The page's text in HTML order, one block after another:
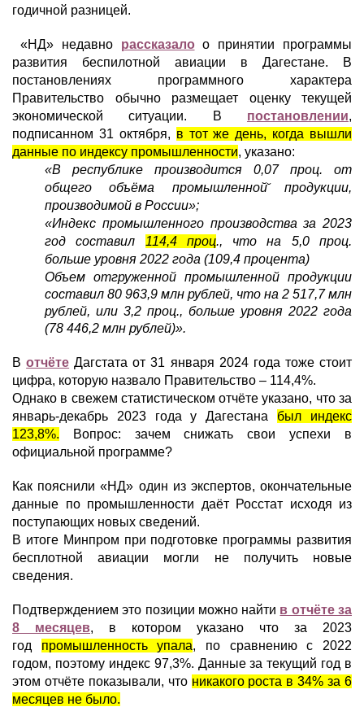
годичной разницей.
«НД» недавно рассказалоо принятии программы
развития беспилотной авиации в Дагестане. В
постановлениях программного характера
Правительство обычно размещает оценку текущей
экономической ситуации. В постановлении,
подписанном 31 октября, в тот же день, когда вышли
данные по индексу промышленности, указано:
«В республике производится 0,07 проц. от
общего объёма промышленной̆ продукции,
производимой в России»;
«Индекс промышленного производства за 2023
год составил 114,4 проц., что на 5,0 проц.
больше уровня 2022 года (109,4 процента)
Объем отгруженной промышленной продукции
составил 80 963,9 млн рублей, что на 2 517,7 млн
рублей, или 3,2 проц., больше уровня 2022 года
(78 446,2 млн рублей)».
Вотчёте Дагстата от 31 января 2024 года тоже стоит
цифра, которую назвало Правительство – 114,4%.
Однако в свежем статистическом отчёте указано, что за
январь-декабрь 2023 года у Дагестана был индекс
123,8%. Вопрос: зачем снижать свои успехи в
официальной программе?
Как пояснили «НД» один из экспертов, окончательные
данные по промышленности даёт Росстат исходя из
поступающих новых сведений.
В итоге Минпром при подготовке программы развития
бесплотной авиации могли не получить новые
сведения.
Подтверждением это позиции можно найти в отчёте за
8 месяцев, в котором указано что за 2023
год промышленность упала, по сравнению с 2022
годом, поэтому индекс 97,3%. Данные за текущий год в
этом отчёте показывали, что никакого роста в 34% за 6
месяцев не было.